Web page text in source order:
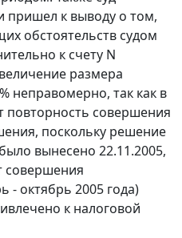
пришел к выводу о том,
обстоятельств судом
к счету N
размера
неправомерно, так как в
повторность совершения
поскольку решение
вынесено 22.11.2005,
совершения
- октябрь 2005 года)
к налоговой